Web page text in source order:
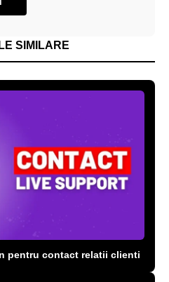
SIMILARE
pentru contact relatii clienti